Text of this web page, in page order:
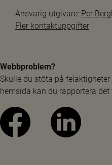
Ansvarig utgivare: Per
Fler kontaktuppgifter
Webbproblem?
Skulle du stöta på
hemsida kan du rapportera det